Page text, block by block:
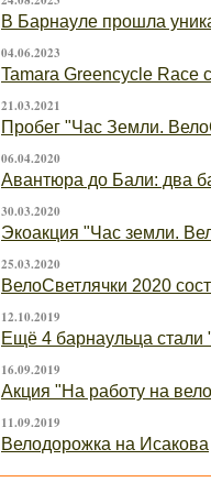
В Барнауле прошла
04.06.2023
Tamara Greencycle Race
21.03.2021
Пробег "Час Земли.
06.04.2020
Авантюра до Бали: два
30.03.2020
Экоакция "Час земли.
25.03.2020
ВелоСветлячки 2020
12.10.2019
Ещё 4 барнаульца
16.09.2019
Акция "На работу на
11.09.2019
Велодорожка на Исакова